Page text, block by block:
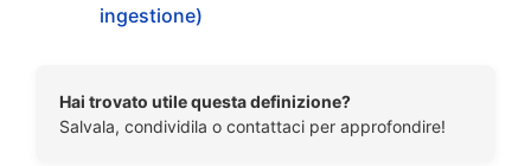
ingestione)
Hai trovato utile questa definizione?
Salvala, condividila o contattaci per approfondire!